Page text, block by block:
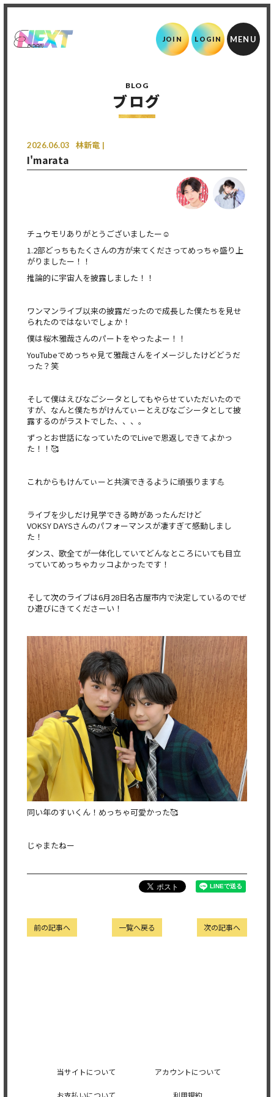
JOIN LOGIN
BLOG
ブログ
2026.06.03 林新竜
I'marata
チュウモリありがとうございましたー☺️
1.2部どっちもたくさんの方が来てくださってめっちゃ盛り上
がりましたー！！
推論的に宇宙人を披露しました！！
ワンマンライブ以来の披露だったので成長した僕たちを見せ
られたのではないでしょか！
僕は桜木雅哉さんのパートをやったよー！！
YouTubeでめっちゃ見て雅哉さんをイメージしたけどどうだ
った？笑
そして僕はえびなごシータとしてもやらせていただいたので
すが、なんと僕たちがけんてぃーとえびなごシータとして披
露するのがラストでした、、、。
ずっとお世話になっていたのでLiveで恩返しできてよかっ
た！！🥰
これからもけんてぃーと共演できるように頑張ります💪
ライブを少しだけ見学できる時があったんだけど
VOKSY DAYSさんのパフォーマンスが凄すぎて感動しまし
た！
ダンス、歌全てが一体化していてどんなところにいても目立
っていてめっちゃカッコよかったです！
そして次のライブは6月28日名古屋市内で決定しているのでぜ
ひ遊びにきてくださーい！
同い年のすいくん！めっちゃ可愛かった🥰
じゃまたねー
次の記事へ
一覧へ戻る
前の記事へ
当サイトについて アカウントについて
お支払いについて 利用規約